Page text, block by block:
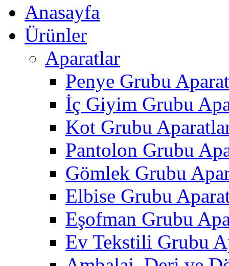
Anasayfa
Ürünler
Aparatlar
Penye Grubu
İç Giyim Grubu
Kot Grubu
Pantolon Grubu
Gömlek Grubu
Elbise Grubu
Eşofman Grubu
Ev Tekstili Grubu